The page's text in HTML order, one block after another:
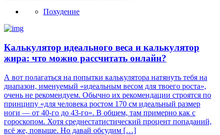
Похудение
Калькулятор идеального веса и калькулятор
жира: что можно рассчитать онлайн?
А вот полагаться на попытки калькулятора натянуть тебя на
диапазон, именуемый «идеальным весом для твоего роста»,
очень не рекомендуем. Обычно их рекомендации строятся по
принципу «для человека ростом 170 см идеальный размер
ноги — от 40-го до 43-го». В общем, там примерно как с
гороскопом. Хотя среднестатистический процент попаданий,
всё же, повыше. Но давай обсудим […]